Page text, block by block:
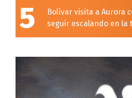
5
Bolívar visita a Aurora
seguir escalando en la